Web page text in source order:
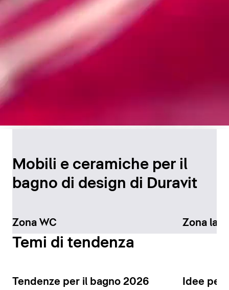
il bagno
Scopri di più
Mobili e ceramiche per il
bagno di design di Duravit
Zona WC Zona
Temi di tendenza
Tendenze per il bagno 2026 Idee per